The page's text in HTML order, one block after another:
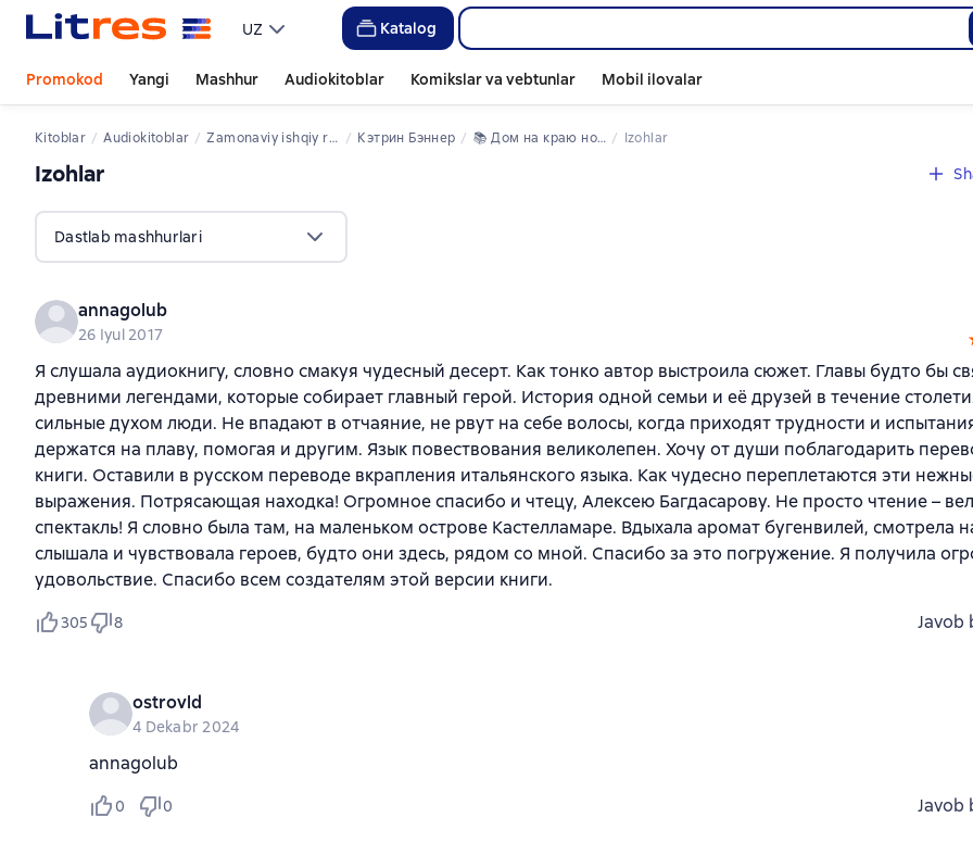
UZ Katalog
Promokod Yangi Mashhur Audiokitoblar Komikslar va vebtunlar Mobil ilovalar
Kitoblar Audiokitoblar zamonaviy ishqiy romanlar Кэтрин Бэннер 📚 Дом на краю ночи Izohlar
Izohlar
Dastlab mashhurlari
annagolub
26 Iyul 2017
Я слушала аудиокнигу, словно смакуя чудесный десерт. Как тонко автор выстроила сюжет. Главы будто бы
древними легендами, которые собирает главный герой. История одной семьи и её друзей в течение
сильные духом люди. Не впадают в отчаяние, не рвут на себе волосы, когда приходят трудности и
держатся на плаву, помогая и другим. Язык повествования великолепен. Хочу от души поблагодарить
книги. Оставили в русском переводе вкрапления итальянского языка. Как чудесно переплетаются эти
выражения. Потрясающая находка! Огромное спасибо и чтецу, Алексею Багдасарову. Не просто чтение –
спектакль! Я словно была там, на маленьком острове Кастелламаре. Вдыхала аромат бугенвилей, смотрела
слышала и чувствовала героев, будто они здесь, рядом со мной. Спасибо за это погружение. Я получила
удовольствие. Спасибо всем создателям этой версии книги.
305 8 Javob
ostrovld
4 Dekabr 2024
annagolub
0 0 Javob